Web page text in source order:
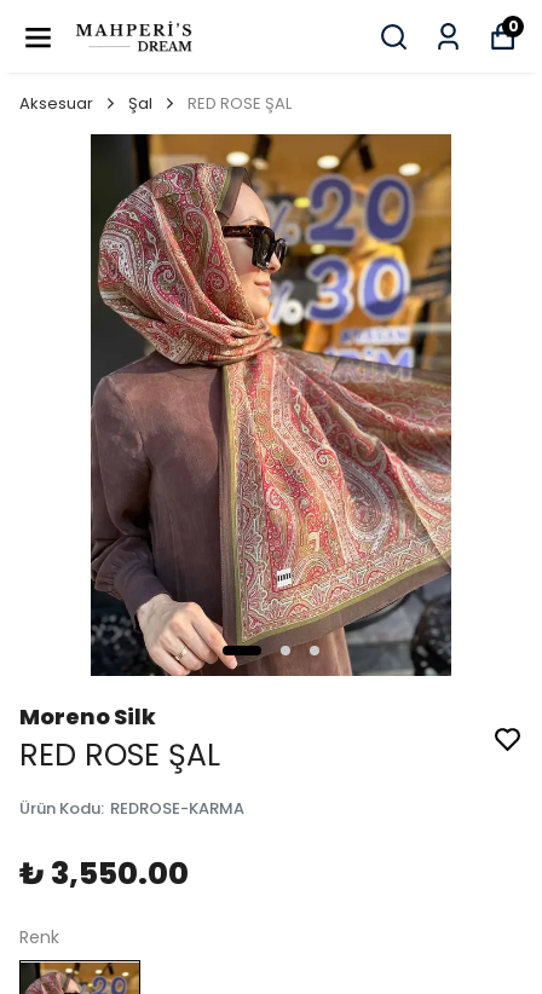
0
Aksesuar Şal RED ROSE ŞAL
Moreno Silk
RED ROSE ŞAL
Ürün Kodu: REDROSE-KARMA
₺ 3,550.00
Renk